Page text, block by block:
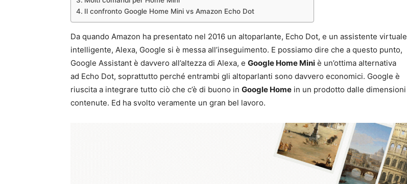
Il confronto Google Home Mini vs Amazon Echo Dot
Da quando Amazon ha presentato nel 2016 un altoparlante, Echo Dot, e un assistente virtuale
intelligente, Alexa, Google si è messa all’inseguimento. E possiamo dire che a questo punto,
Google Assistant è davvero all’altezza di Alexa, e Google Home Mini è un’ottima alternativa
ad Echo Dot, soprattutto perché entrambi gli altoparlanti sono davvero economici. Google è
riuscita a integrare tutto ciò che c’è di buono in Google Home in un prodotto dalle dimensioni
contenute. Ed ha svolto veramente un gran bel lavoro.